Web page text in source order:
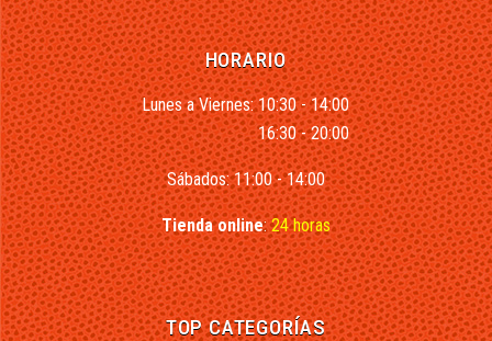
HORARIO
Lunes a Viernes: 10:30 - 14:00
16:30 - 20:00
Sábados: 11:00 - 14:00
Tienda online:24 horas
TOP CATEGORÍAS